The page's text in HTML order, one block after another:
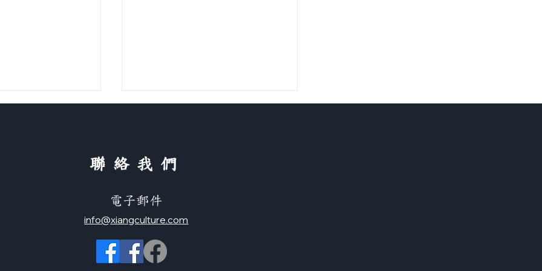
歌曲：快樂天堂（正體＋简
体）
​聯絡我們
電子郵件
info@xiangculture.com